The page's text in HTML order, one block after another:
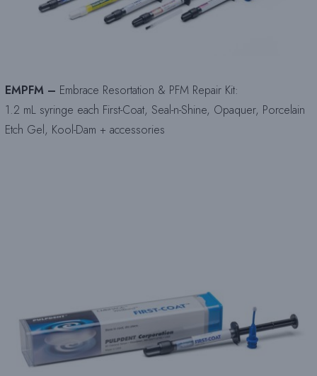
EMPFM – Embrace Resortation & PFM Repair Kit:
1.2 mL syringe each First-Coat, Seal-n-Shine, Opaquer, Porcelain
Etch Gel, Kool-Dam + accessories